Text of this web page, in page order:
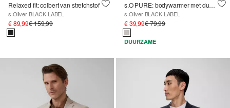
Relaxed fit: colbert van stretchstof
s.Oliver BLACK LABEL
€ 89,99€ 159,99
s.O PURE: bodywarmer met dubbele knopenrij van geruit elastisch weefsel
s.Oliver BLACK LABEL
€ 39,99€ 79,99
DUURZAME